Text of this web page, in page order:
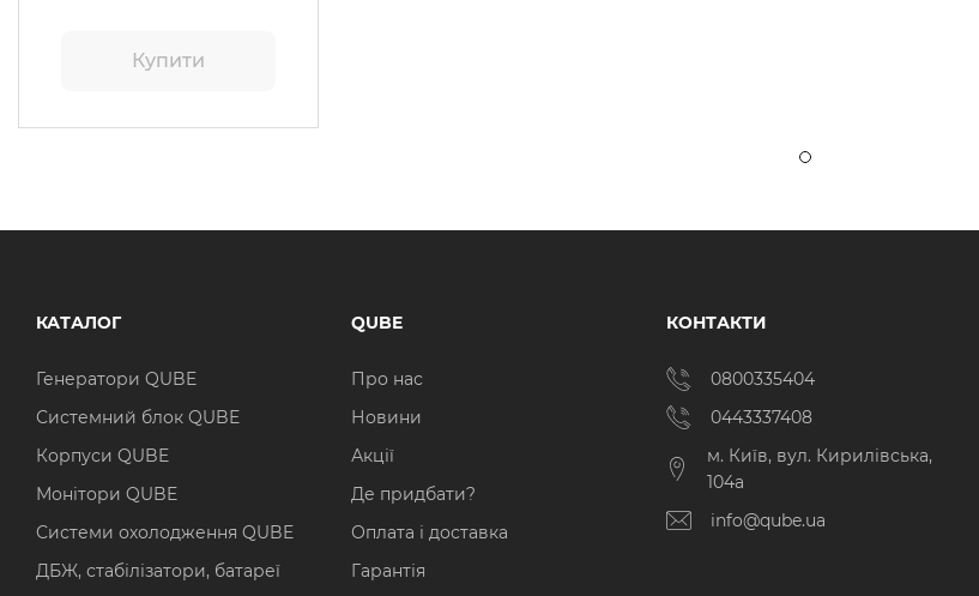
Купити
КАТАЛОГ
Генератори QUBE
Системний блок QUBE
Корпуси QUBE
Монітори QUBE
Системи охолодження QUBE
ДБЖ, стабілізатори, батареї
QUBE
Про нас
Новини
Акції
Де придбати?
Оплата і доставка
Гарантія
КОНТАКТИ
0800335404
0443337408
м. Київ, вул. Кирилівська,
104а
info@qube.ua